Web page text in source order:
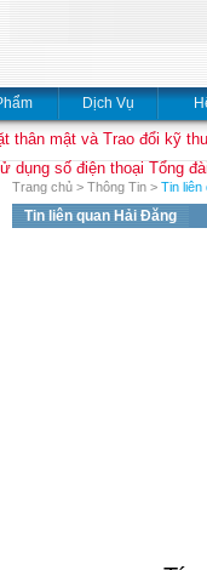
Dịch Vụ
thân mật và Trao đổi kỹ
dụng số điện thoại Tổng
Trang chủ > Thông Tin > Tin liên
Tin liên quan Hải Đăng